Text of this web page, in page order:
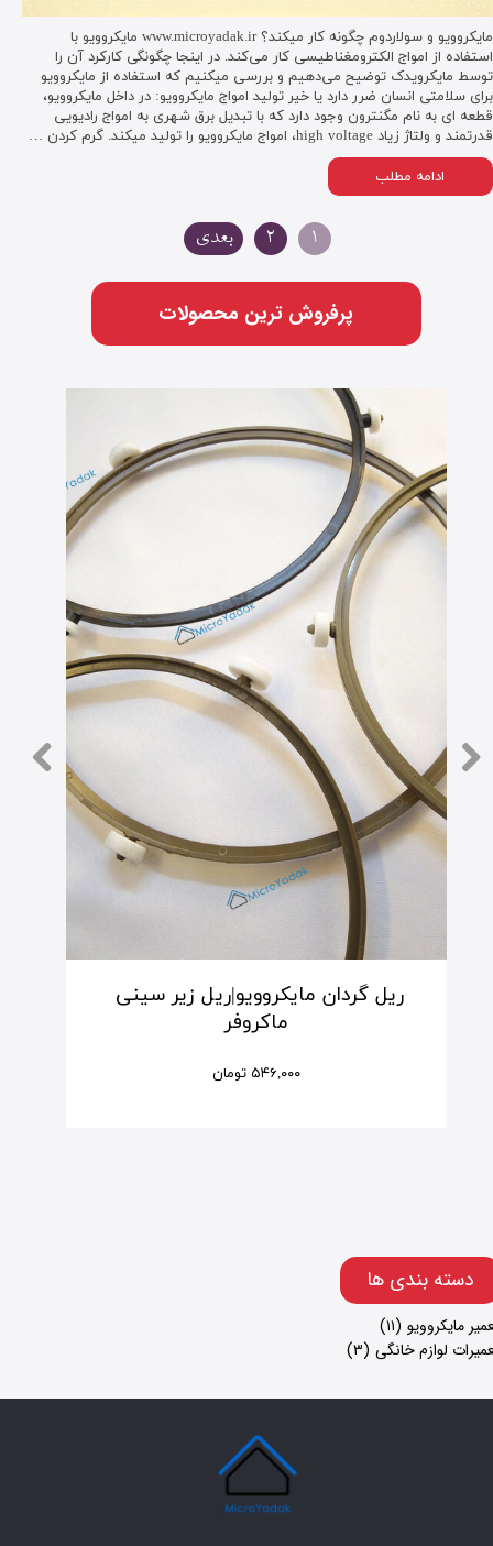
مایکروویو و سولاردوم چگونه کار میکند؟ www.microyadak.ir مایکروویو با
استفاده از امواج الکترومغناطیسی کار می‌کند. در اینجا چگونگی کارکرد آن را
توسط مایکرویدک توضیح می‌دهیم و بررسی میکنیم که استفاده از مایکروویو
برای سلامتی انسان ضرر دارد یا خیر تولید امواج مایکروویو: در داخل مایکروویو،
قطعه ای به نام مگنترون وجود دارد که با تبدیل برق شهری به امواج رادیویی
قدرتمند و ولتاژ زیاد high voltage، امواج مایکروویو را تولید میکند. گرم کردن …
ادامه مطلب
۱ ۲ بعدی
پرفروش ترین محصولات
خازن مایکروویو 1 میکروفاراد 10 مگا اهم
۱,۳۲۰,۰۰۰ تومان
مایکروویو (۱۱)
لوازم خانگی (۳)
​دسته بندی ها